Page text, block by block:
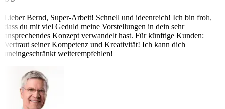
Lieber Bernd, Super-Arbeit! Schnell und ideenreich! Ich bin froh,
dass du mit viel Geduld meine Vorstellungen in dein sehr
ansprechendes Konzept verwandelt hast. Für künftige Kunden:
Vertraut seiner Kompetenz und Kreativität! Ich kann dich
uneingeschränkt weiterempfehlen!